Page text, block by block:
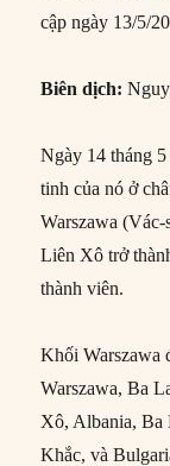
cập ngày 13/5/
Biên dịch:
Ngày 14 tháng
tinh của nó ở
Warszawa
Liên Xô trở
thành viên.
Khối Warszawa
Warszawa, Ba
Xô, Albania, Ba
Khắc, và